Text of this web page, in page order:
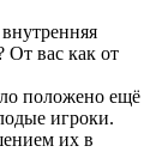
От вас как от
положено ещё
игроки.
их в